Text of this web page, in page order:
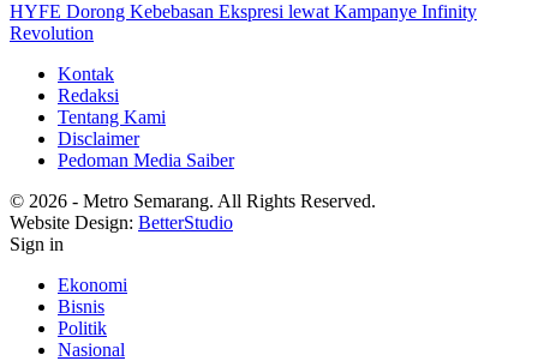
HYFE Dorong Kebebasan Ekspresi lewat Kampanye Infinity
Revolution
Kontak
Redaksi
Tentang Kami
Disclaimer
Pedoman Media Saiber
© 2026 - Metro Semarang. All Rights Reserved.
Website Design: BetterStudio
Sign in
Ekonomi
Bisnis
Politik
Nasional